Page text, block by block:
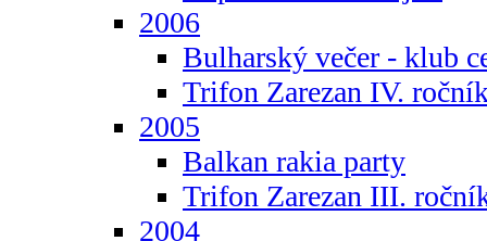
2006
Bulharský večer - klub
Trifon Zarezan IV.
2005
Balkan rakia party
Trifon Zarezan III.
2004